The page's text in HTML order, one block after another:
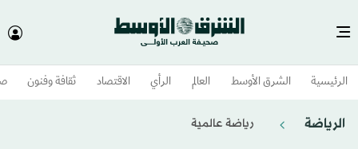
الرئيسية الشرق الأوسط​ العالم الرأي الاقتصاد ثقافة وفنون
الرياضة رياضة عالمية